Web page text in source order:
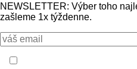
NEWSLETTER: Výber toho
zašleme 1x týždenne.